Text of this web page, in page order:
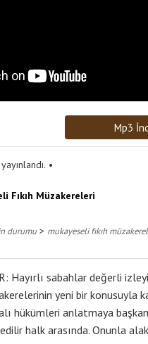
Mp3
Fıkıh Müzakereleri
durumu> mukayeseli fıkıh
Hayırlı sabahlar değerli
yeni bir konusuyla
hükümleri anlatmaya
halk arasında. Onunla